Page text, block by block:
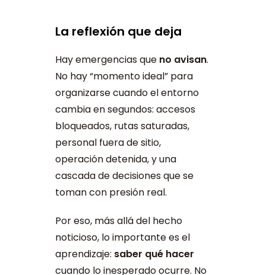
La reflexión que deja
Hay emergencias que no avisan.
No hay “momento ideal” para
organizarse cuando el entorno
cambia en segundos: accesos
bloqueados, rutas saturadas,
personal fuera de sitio,
operación detenida, y una
cascada de decisiones que se
toman con presión real.
Por eso, más allá del hecho
noticioso, lo importante es el
aprendizaje: saber qué hacer
cuando lo inesperado ocurre. No